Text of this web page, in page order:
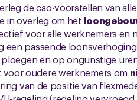
de cao-voorstellen van
in overleg om het
voor alle werknemers en
passende
en op ongunstige
oudere werknemers om
van de positie van